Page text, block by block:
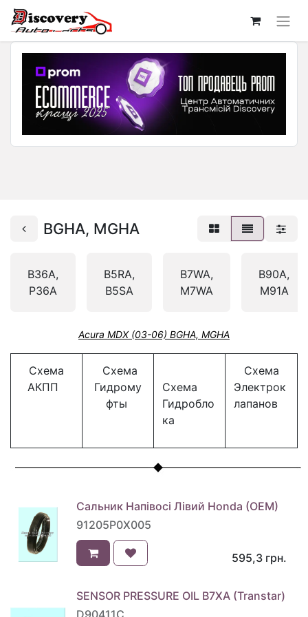
BGHA, MGHA
B36A,
P36A
B5RA,
B5SA
B7WA,
M7WA
B90A,
M91A
Acura MDX (03-06) BGHA, MGHA
Схема
АКПП
Схема
Гидрому
фты
Схема
Гидробло
ка
Схема
Электрок
лапанов
Сальник Напівосі Лівий Honda (OEM)
91205P0X005
595,3 грн.
SENSOR PRESSURE OIL B7XA (Transtar)
D90411C